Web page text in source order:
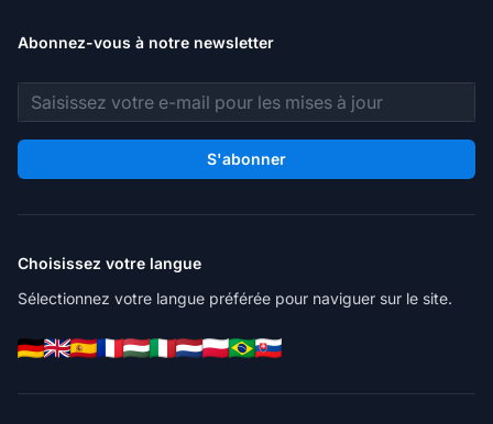
Abonnez-vous à notre newsletter
Adresse e-mail
S'abonner
Choisissez votre langue
Sélectionnez votre langue préférée pour naviguer sur le site.